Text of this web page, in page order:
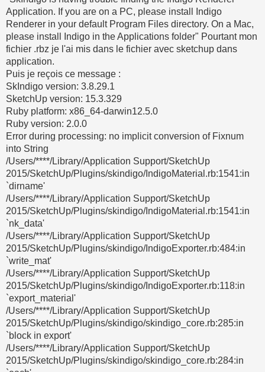
Application. If you are on a PC, please install Indigo
Renderer in your default Program Files directory. On a Mac,
please install Indigo in the Applications folder" Pourtant mon
fichier .rbz je l'ai mis dans le fichier avec sketchup dans
application.
Puis je reçois ce message :
SkIndigo version: 3.8.29.1
SketchUp version: 15.3.329
Ruby platform: x86_64-darwin12.5.0
Ruby version: 2.0.0
Error during processing: no implicit conversion of Fixnum
into String
/Users/****/Library/Application Support/SketchUp
2015/SketchUp/Plugins/skindigo/IndigoMaterial.rb:1541:in
`dirname'
/Users/****/Library/Application Support/SketchUp
2015/SketchUp/Plugins/skindigo/IndigoMaterial.rb:1541:in
`nk_data'
/Users/****/Library/Application Support/SketchUp
2015/SketchUp/Plugins/skindigo/IndigoExporter.rb:484:in
`write_mat'
/Users/****/Library/Application Support/SketchUp
2015/SketchUp/Plugins/skindigo/IndigoExporter.rb:118:in
`export_material'
/Users/****/Library/Application Support/SketchUp
2015/SketchUp/Plugins/skindigo/skindigo_core.rb:285:in
`block in export'
/Users/****/Library/Application Support/SketchUp
2015/SketchUp/Plugins/skindigo/skindigo_core.rb:284:in